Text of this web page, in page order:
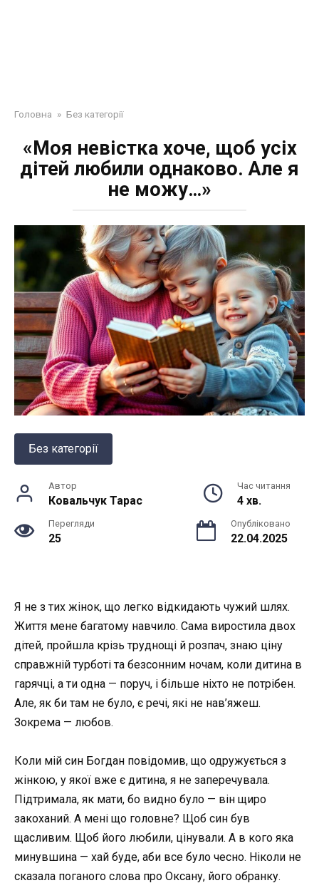
Головна » Без категорії
«Моя невістка хоче, щоб усіх
дітей любили однаково. Але я
не можу…»
Без категорії
Автор
Ковальчук Тарас
Час читання
4 хв.
Перегляди
25
Опубліковано
22.04.2025
Я не з тих жінок, що легко відкидають чужий шлях.
Життя мене багатому навчило. Сама виростила двох
дітей, пройшла крізь труднощі й розпач, знаю ціну
справжній турботі та безсонним ночам, коли дитина в
гарячці, а ти одна — поруч, і більше ніхто не потрібен.
Але, як би там не було, є речі, які не нав’яжеш.
Зокрема — любов.
Коли мій син Богдан повідомив, що одружується з
жінкою, у якої вже є дитина, я не заперечувала.
Підтримала, як мати, бо видно було — він щиро
закоханий. А мені що головне? Щоб син був
щасливим. Щоб його любили, цінували. А в кого яка
минувшина — хай буде, аби все було чесно. Ніколи не
сказала поганого слова про Оксану, його обранку.